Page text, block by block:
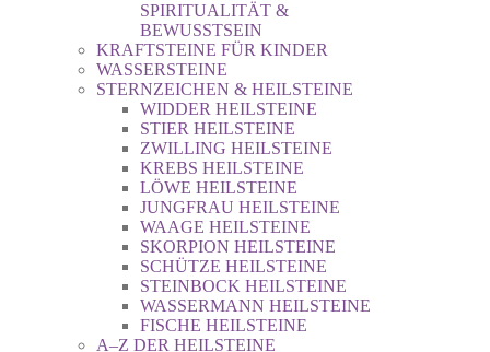
SPIRITUALITÄT &
BEWUSSTSEIN
KRAFTSTEINE FÜR KINDER
WASSERSTEINE
STERNZEICHEN & HEILSTEINE
WIDDER HEILSTEINE
STIER HEILSTEINE
ZWILLING HEILSTEINE
KREBS HEILSTEINE
LÖWE HEILSTEINE
JUNGFRAU HEILSTEINE
WAAGE HEILSTEINE
SKORPION HEILSTEINE
SCHÜTZE HEILSTEINE
STEINBOCK HEILSTEINE
WASSERMANN HEILSTEINE
FISCHE HEILSTEINE
A–Z DER HEILSTEINE